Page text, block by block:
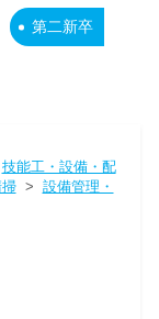
第二新卒
技能工・設備・配
> 設備管理・